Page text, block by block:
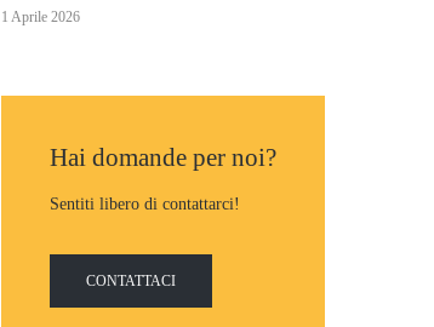
1 Aprile 2026
Hai domande per noi?
Sentiti libero di contattarci!
CONTATTACI